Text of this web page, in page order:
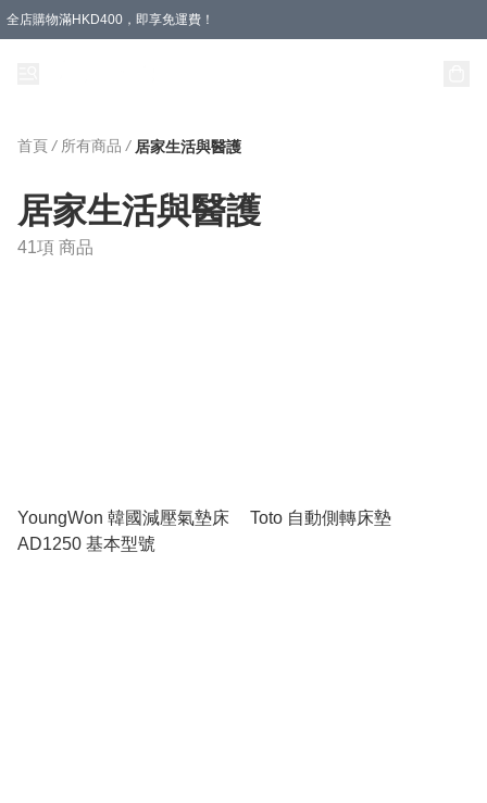
全店購物滿HKD400，即享免運費！
首頁 / 所有商品 / 居家生活與醫護
居家生活與醫護
41項 商品
YoungWon 韓國減壓氣墊床
AD1250 基本型號
Toto 自動側轉床墊